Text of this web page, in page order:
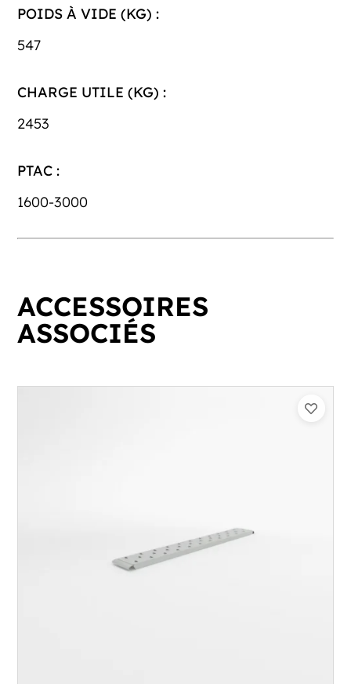
POIDS À VIDE (KG) :
547
CHARGE UTILE (KG) :
2453
PTAC :
1600-3000
ACCESSOIRES
ASSOCIÉS